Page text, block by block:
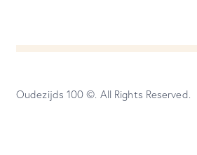
Oudezijds 100 ©. All Rights Reserved.